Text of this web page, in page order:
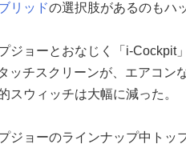
リッドの選択肢があるのもハ
ジョーとおなじく「i-Cockpit
ッチスクリーンが、エアコン
スウィッチは大幅に減った。
ジョーのラインナップ中トッ